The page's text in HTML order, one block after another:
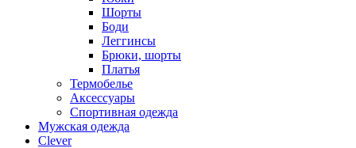
Шорты
Боди
Леггинсы
Брюки, шорты
Платья
Термобелье
Аксессуары
Спортивная одежда
Мужская одежда
Clever